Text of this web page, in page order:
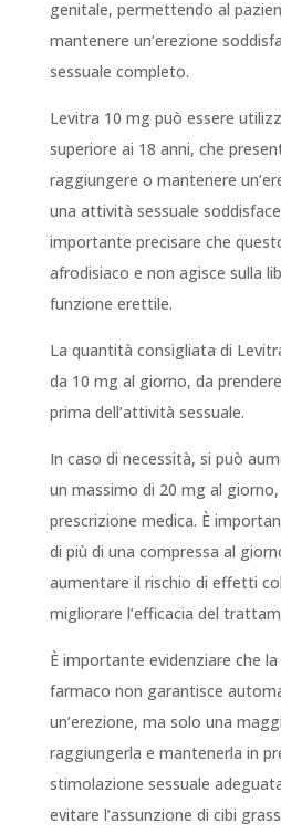
genitale, permettendo al
mantenere un’erezione
sessuale completo.
Levitra 10 mg può essere
superiore ai 18 anni, che
raggiungere o mantenere
una attività sessuale
importante precisare che
afrodisiaco e non agisce sulla
funzione erettile.
La quantità consigliata di
da 10 mg al giorno, da
prima dell’attività sessuale.
In caso di necessità, si può
un massimo di 20 mg al
prescrizione medica. È
di più di una compressa al
aumentare il rischio di effetti
migliorare l’efficacia del
È importante evidenziare che
farmaco non garantisce
un’erezione, ma solo una
raggiungerla e mantenerla in
stimolazione sessuale
evitare l’assunzione di cibi